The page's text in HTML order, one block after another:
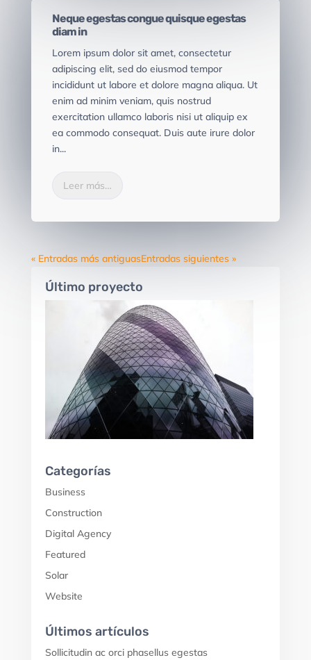
Neque egestas congue quisque egestas
diam in
Lorem ipsum dolor sit amet, consectetur
adipiscing elit, sed do eiusmod tempor
incididunt ut labore et dolore magna aliqua. Ut
enim ad minim veniam, quis nostrud
exercitation ullamco laboris nisi ut aliquip ex
ea commodo consequat. Duis aute irure dolor
in...
Leer más…
« Entradas más antiguasEntradas siguientes »
Último proyecto
Categorías
Business
Construction
Digital Agency
Featured
Solar
Website
Últimos artículos
Sollicitudin ac orci phasellus egestas